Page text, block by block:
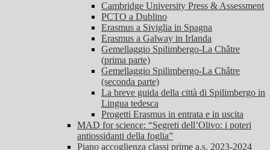
Cambridge University Press & Assessment
PCTO a Dublino
Erasmus a Siviglia in Spagna
Erasmus a Galway in Irlanda
Gemellaggio Spilimbergo-La Châtre
(prima parte)
Gemellaggio Spilimbergo-La Châtre
(seconda parte)
La breve guida della città di Spilimbergo in
Lingua tedesca
Progetti Erasmus in entrata e in uscita
MAD for science: “Segreti dell’Olivo: i poteri
antiossidanti della foglia”
Piano accoglienza classi prime a.s. 2023-2024